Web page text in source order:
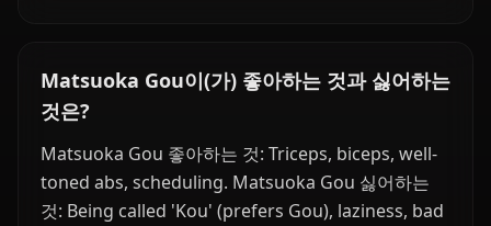
Matsuoka Gou이(가) 좋아하는 것과 싫어하는
것은?
Matsuoka Gou 좋아하는 것: Triceps, biceps, well-
toned abs, scheduling. Matsuoka Gou 싫어하는
것: Being called 'Kou' (prefers Gou), laziness, bad